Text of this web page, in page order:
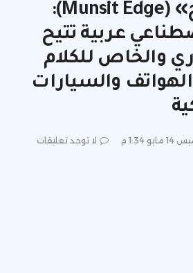
«منصت إيدج» (Munsit Edge):
عربية تتيح
والخاص للكلام
والسيارات
1:34 م لا توجد تعليقات